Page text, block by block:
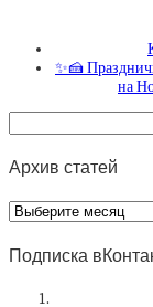
✨🍰
на
Архив статей
Архив
статей
Подписка